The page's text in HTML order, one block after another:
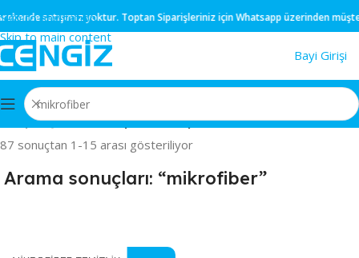
Skip to navigation
Skip to main content
satışımız yoktur.ToptanSiparişleriniz içinWhatsappüzerinden müşteri
Bayi Girişi
Ana Sayfa/Mağaza/“mikrofiber” için arama sonuçları
87 sonuçtan 1-15 arası gösteriliyor
Arama sonuçları: “mikrofiber”